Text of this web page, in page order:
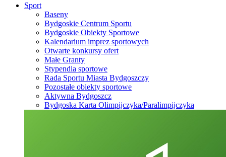
Sport
Baseny
Bydgoskie Centrum Sportu
Bydgoskie Obiekty Sportowe
Kalendarium imprez sportowych
Otwarte konkursy ofert
Małe Granty
Stypendia sportowe
Rada Sportu Miasta Bydgoszczy
Pozostałe obiekty sportowe
Aktywna Bydgoszcz
Bydgoska Karta Olimpijczyka/Paralimpijczyka